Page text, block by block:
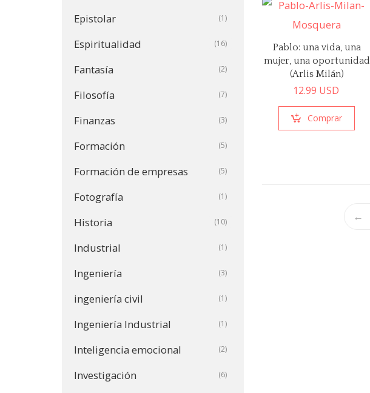
Pablo: una vida, una
mujer, una oportunidad
(Arlis Milán)
12.99 USD
Comprar
←
Epistolar (1)
Espiritualidad (16)
Fantasía (2)
Filosofía (7)
Finanzas (3)
Formación (5)
Formación de empresas (5)
Fotografía (1)
Historia (10)
Industrial (1)
Ingeniería (3)
ingeniería civil (1)
Ingeniería Industrial (1)
Inteligencia emocional (2)
Investigación (6)